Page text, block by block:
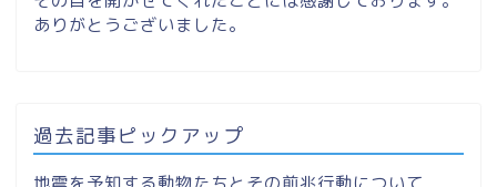
ありがとうございました。
過去記事ピックアップ